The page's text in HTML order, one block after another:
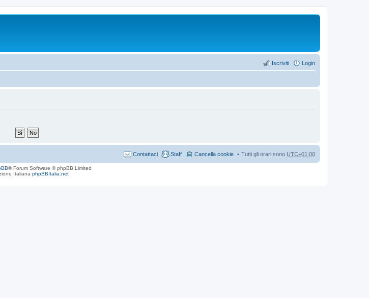
Login
Iscriviti
Tutti gli orari sono UTC+01:00
Cancella cookie
Staff
Contattaci
® Forum Software © phpBB Limited
Italiana phpBBItalia.net